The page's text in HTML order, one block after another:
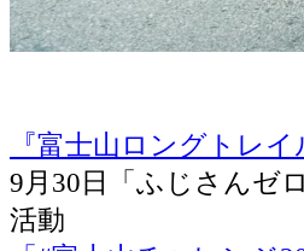
『富士山ロングトレ
9月30日「ふじさんゼ
活動